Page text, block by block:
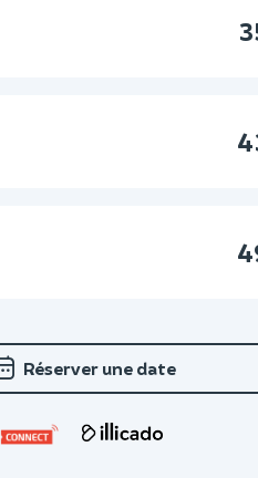
Réserver une date